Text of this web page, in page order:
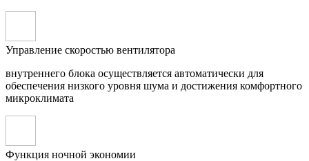
Управление скоростью вентилятора
внутреннего блока осуществляется автоматически для
обеспечения низкого уровня шума и достижения комфортного
микроклимата
Функция ночной экономии